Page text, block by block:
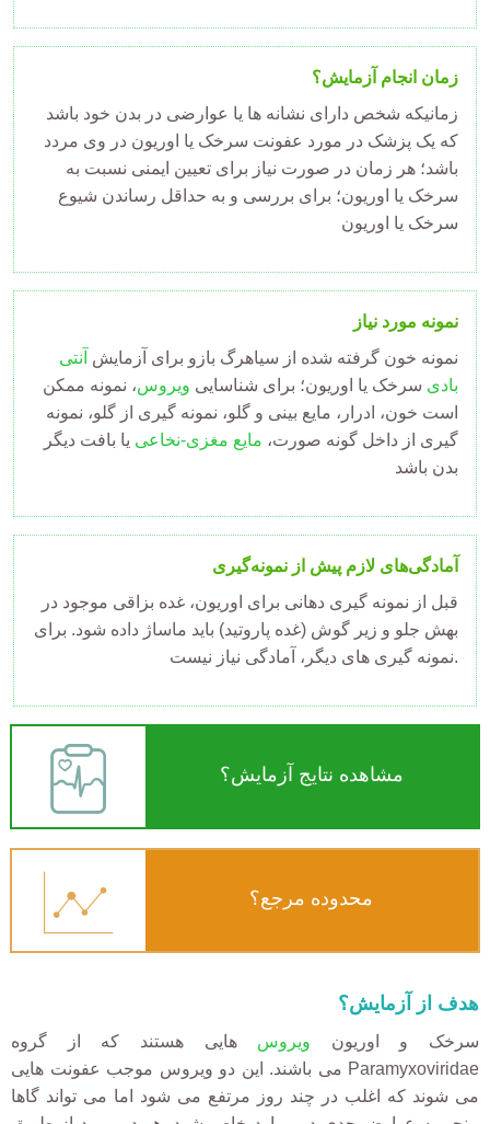
زمان انجام آزمایش؟
زمانیکه شخص دارای نشانه ها یا عوارضی در بدن خود باشد
که یک پزشک در مورد عفونت سرخک یا اوریون در وی مردد
باشد؛ هر زمان در صورت نیاز برای تعیین ایمنی نسبت به
سرخک یا اوریون؛ برای بررسی و به حداقل رساندن شیوع
سرخک یا اوریون
نمونه مورد نیاز
نمونه خون گرفته شده از سیاهرگ بازو برای آزمایش آنتی
بادی سرخک یا اوریون؛ برای شناسایی ویروس، نمونه ممکن
است خون، ادرار، مایع بینی و گلو، نمونه گیری از گلو، نمونه
گیری از داخل گونه صورت، مایع مغزی-نخاعی یا بافت دیگر
بدن باشد
آمادگی‌های لازم پیش از نمونه‌گیری
قبل از نمونه گیری دهانی برای اوریون، غده بزاقی موجود در
بهش جلو و زیر گوش (غده پاروتید) باید ماساژ داده شود. برای
نمونه گیری های دیگر، آمادگی نیاز نیست.
مشاهده نتایج آزمایش؟
محدوده مرجع؟
هدف از آزمایش؟
سرخک و اوریون ویروس هایی هستند که از گروه
Paramyxoviridae می باشند. این دو ویروس موجب عفونت هایی
می شوند که اغلب در چند روز مرتفع می شود اما می تواند گاها